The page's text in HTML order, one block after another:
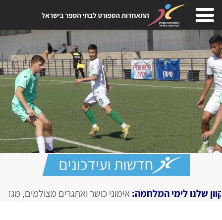
אימוני כושר ואתגרים מצולמים, מגזין דיגיטלי בחירום